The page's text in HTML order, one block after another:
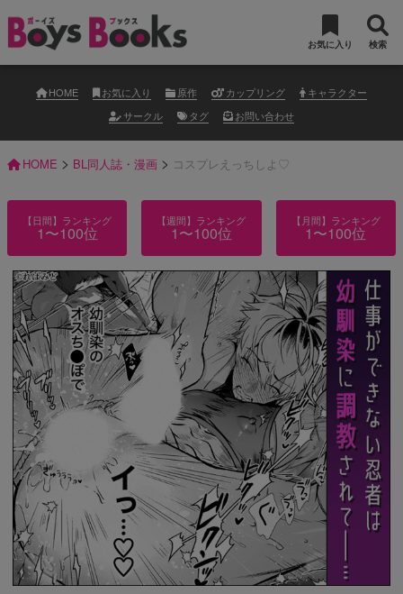
お気に入り 検索
HOME お気に入り 原作 カップリング
キャラクター
サークル
タグ お問い合わせ
HOME > BL同人誌・漫画 > コスプレえっちしよ♡
【日間】ランキング
1〜100位
【週間】ランキング
1〜100位
【月間】ランキング
1〜100位